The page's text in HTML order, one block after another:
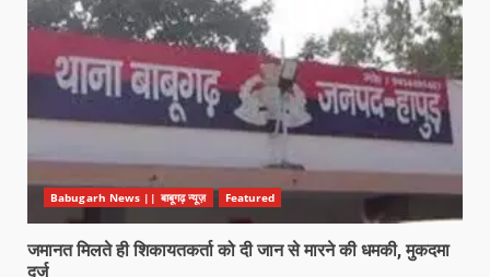
Babugarh News || बाबूगढ़ न्यूज़ Featured
जमानत मिलते ही शिकायतकर्ता को दी जान से मारने की धमकी, मुकदमा
दर्ज